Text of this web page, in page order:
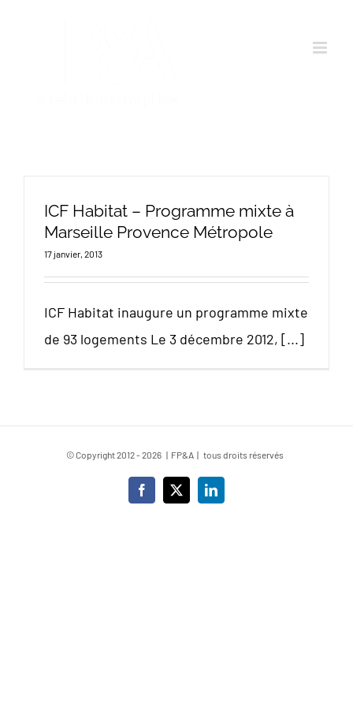
ICF Habitat – Programme mixte à
Marseille Provence Métropole
17 janvier, 2013
ICF Habitat inaugure un programme mixte
de 93 logements Le 3 décembre 2012, [...]
© Copyright 2012 -2026 | FP&A | tous droits réservés
Facebook
X LinkedIn